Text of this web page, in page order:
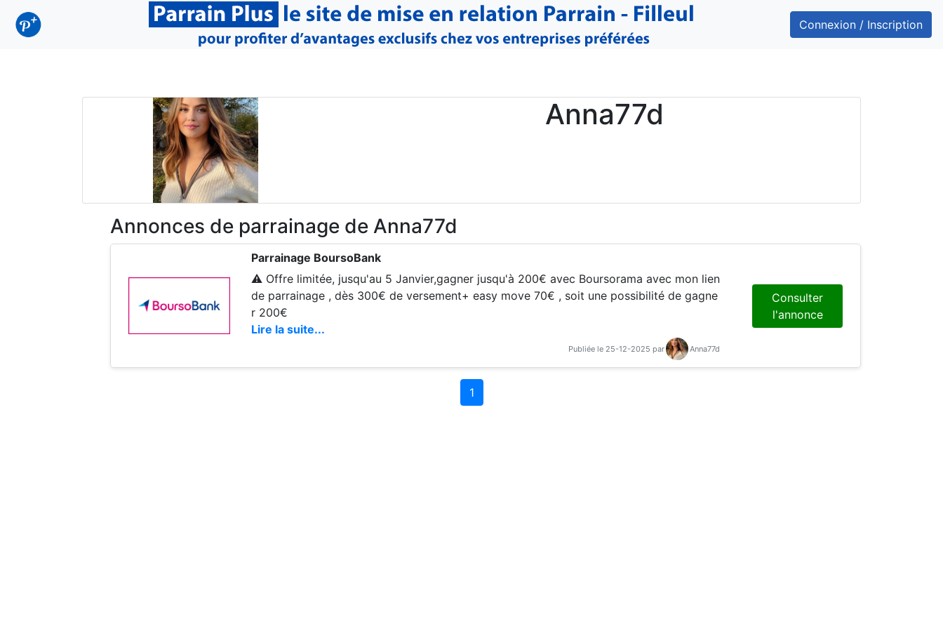
Connexion / Inscription
Anna77d
Annonces de parrainage de Anna77d
Parrainage BoursoBank
⚠️ Offre limitée, jusqu'au 5 Janvier,gagner jusqu'à 200€ avec Boursorama avec mon lien
de parrainage , dès 300€ de versement+ easy move 70€ , soit une possibilité de gagne
r 200€
Lire la suite...
Publiée le 25-12-2025 par Anna77d
Consulter
l'annonce
1